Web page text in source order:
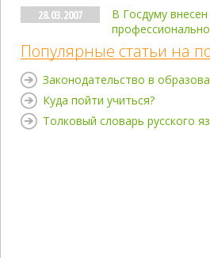
28.03.2007
В Госдуму
Популярные статьи на
Законодательство в
Куда пойти учиться?
Толковый словарь русского